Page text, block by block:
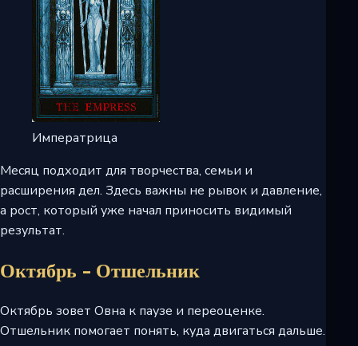
Императрица
Месяц подходит для творчества, семьи и
расширения дел. Здесь важны не рывок и давление,
а рост, который уже начал приносить видимый
результат.
Октябрь - Отшельник
Октябрь зовет Овна к паузе и переоценке.
Отшельник помогает понять, куда двигаться дальше.